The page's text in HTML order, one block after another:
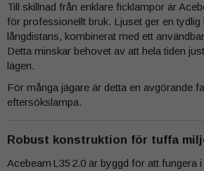
Till skillnad från enklare ficklampor är
för professionellt bruk. Ljuset ger en
långdistans, kombinerat med ett
Detta minskar behovet av att hela tiden
lägen.
För många jägare är detta en avgörande
eftersökslampa.
Robust konstruktion för tuffa
Acebeam L35 2.0 är byggd för att fungera